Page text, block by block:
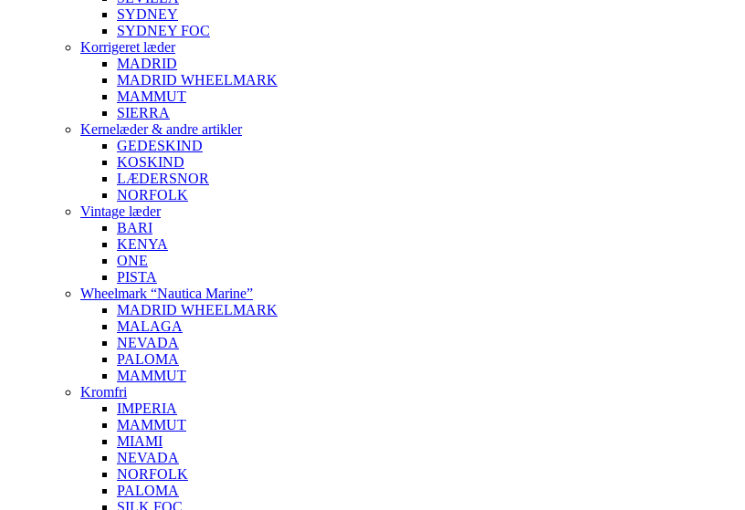
SYDNEY
SYDNEY FOC
Korrigeret læder
MADRID
MADRID WHEELMARK
MAMMUT
SIERRA
Kernelæder & andre artikler
GEDESKIND
KOSKIND
LÆDERSNOR
NORFOLK
Vintage læder
BARI
KENYA
ONE
PISTA
Wheelmark “Nautica Marine”
MADRID WHEELMARK
MALAGA
NEVADA
PALOMA
MAMMUT
Kromfri
IMPERIA
MAMMUT
MIAMI
NEVADA
NORFOLK
PALOMA
SILK FOC